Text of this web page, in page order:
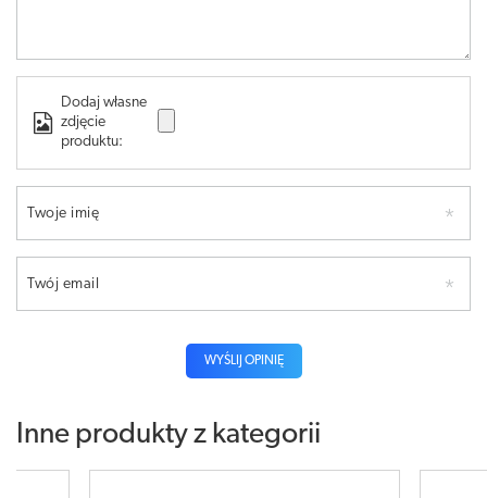
Dodaj własne
zdjęcie
produktu:
Twoje imię
Twój email
WYŚLIJ OPINIĘ
Inne produkty z kategorii